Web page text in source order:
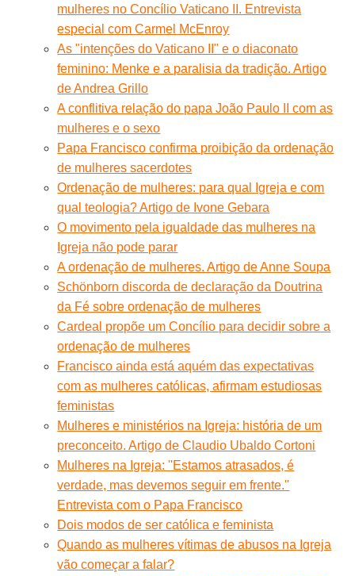
mulheres no Concílio Vaticano II. Entrevista
especial com Carmel McEnroy
As "intenções do Vaticano II" e o diaconato
feminino: Menke e a paralisia da tradição. Artigo
de Andrea Grillo
A conflitiva relação do papa João Paulo II com as
mulheres e o sexo
Papa Francisco confirma proibição da ordenação
de mulheres sacerdotes
Ordenação de mulheres: para qual Igreja e com
qual teologia? Artigo de Ivone Gebara
O movimento pela igualdade das mulheres na
Igreja não pode parar
A ordenação de mulheres. Artigo de Anne Soupa
Schönborn discorda de declaração da Doutrina
da Fé sobre ordenação de mulheres
Cardeal propõe um Concílio para decidir sobre a
ordenação de mulheres
Francisco ainda está aquém das expectativas
com as mulheres católicas, afirmam estudiosas
feministas
Mulheres e ministérios na Igreja: história de um
preconceito. Artigo de Claudio Ubaldo Cortoni
Mulheres na Igreja: ''Estamos atrasados, é
verdade, mas devemos seguir em frente.''
Entrevista com o Papa Francisco
Dois modos de ser católica e feminista
Quando as mulheres vítimas de abusos na Igreja
vão começar a falar?